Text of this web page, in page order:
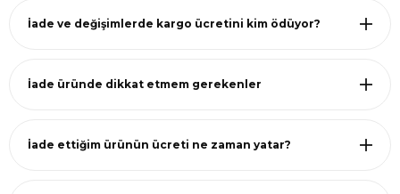
İade ve değişimlerde kargo ücretini kim ödüyor?
İade üründe dikkat etmem gerekenler
İade ettiğim ürünün ücreti ne zaman yatar?